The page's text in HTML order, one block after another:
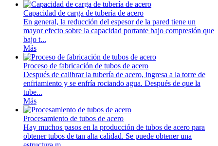
Capacidad de carga de tubería de acero
En general, la reducción del espesor de la pared tiene un
mayor efecto sobre la capacidad portante bajo compresión que
bajo t...
Más
Proceso de fabricación de tubos de acero
Después de calibrar la tubería de acero, ingresa a la torre de
enfriamiento y se enfría rociando agua. Después de que la
tube...
Más
Procesamiento de tubos de acero
Hay muchos pasos en la producción de tubos de acero para
obtener tubos de tan alta calidad. Se puede obtener una